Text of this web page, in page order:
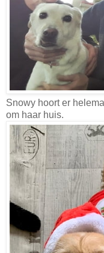
Snowy hoort er
om haar huis.